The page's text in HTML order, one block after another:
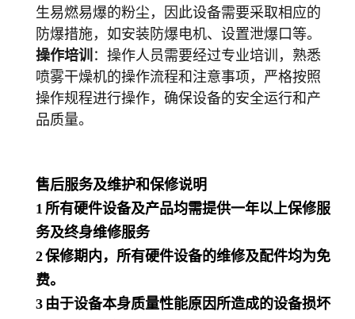
生易燃易爆的粉尘，因此设备需要采取相应的
防爆措施，如安装防爆电机、设置泄爆口等。
操作培训 ：操作人员需要经过专业培训，熟悉
喷雾干燥机的操作流程和注意事项，严格按照
操作规程进行操作，确保设备的安全运行和产
品质量。
售后服务及维护和保修说明
1 所有硬件设备及产品均需提供一年以上保修服
务及终身维修服务
2保修期内，所有硬件设备的维修及配件均为免
费。
3 由于设备本身质量性能原因所造成的设备损坏